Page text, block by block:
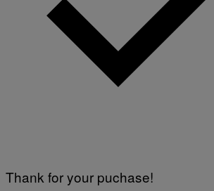
Thank for your puchase!